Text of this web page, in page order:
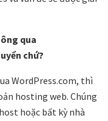
qua
chứ?
WordPress.com, thì
hosting web. Chúng
hoặc bất kỳ nhà